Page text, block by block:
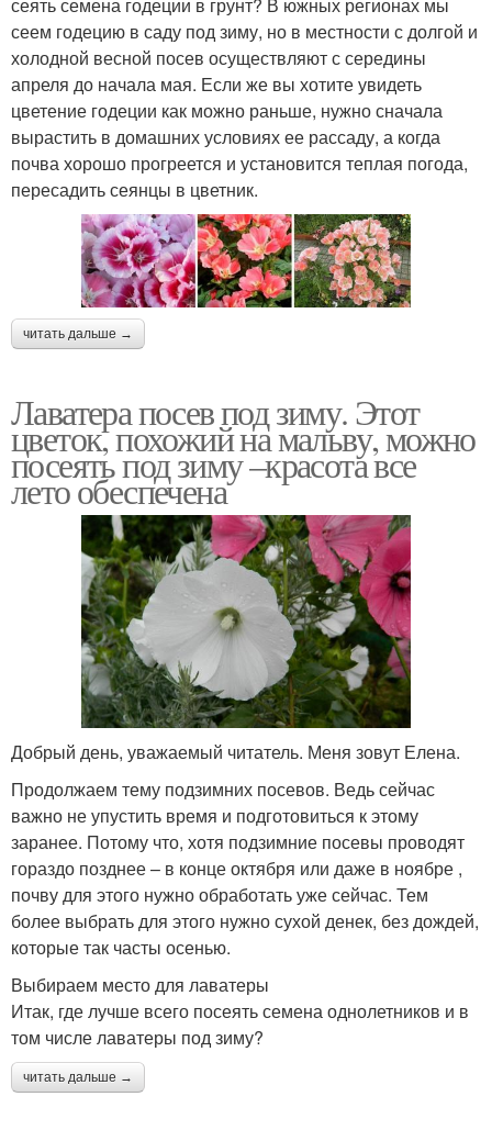
сеять семена годеции в грунт? В южных регионах мы
сеем годецию в саду под зиму, но в местности с долгой и
холодной весной посев осуществляют с середины
апреля до начала мая. Если же вы хотите увидеть
цветение годеции как можно раньше, нужно сначала
вырастить в домашних условиях ее рассаду, а когда
почва хорошо прогреется и установится теплая погода,
пересадить сеянцы в цветник.
читать дальше →
Лаватера посев под зиму. Этот
цветок, похожий на мальву, можно
посеять под зиму –красота все
лето обеспечена
Добрый день, уважаемый читатель. Меня зовут Елена.
Продолжаем тему подзимних посевов. Ведь сейчас
важно не упустить время и подготовиться к этому
заранее. Потому что, хотя подзимние посевы проводят
гораздо позднее – в конце октября или даже в ноябре ,
почву для этого нужно обработать уже сейчас. Тем
более выбрать для этого нужно сухой денек, без дождей,
которые так часты осенью.
Выбираем место для лаватеры
Итак, где лучше всего посеять семена однолетников и в
том числе лаватеры под зиму?
читать дальше →